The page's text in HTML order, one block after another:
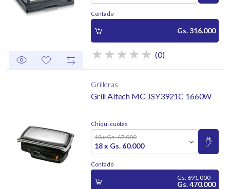
Contado
Gs. 316.000
(0)
Grilleras
Grill Altech MC-JSY3921C 1660W
Chiqui cuotas
18 x Gs. 67.000
18 x Gs. 60.000
Contado
Gs. 691.000
Gs. 470.000